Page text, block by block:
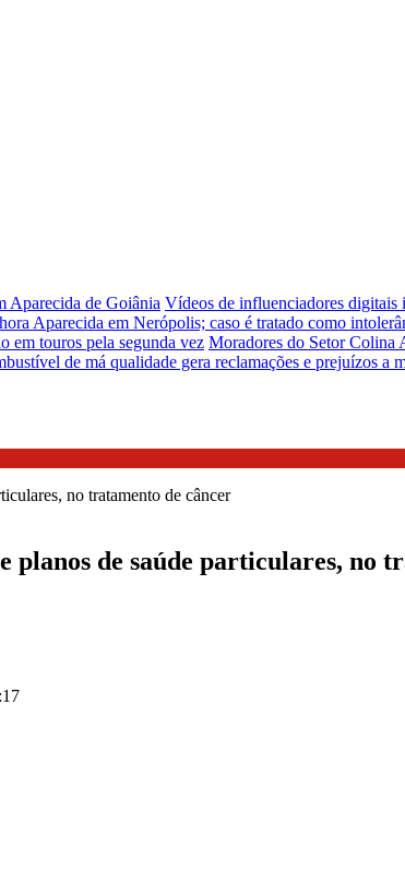
Aparecida de Goiânia Vídeos de influenciadores digitais
Aparecida em Nerópolis; caso é tratado como
em touros pela segunda vez Moradores do Setor Colina
de má qualidade gera reclamações e prejuízos a
de saúde particulares, no